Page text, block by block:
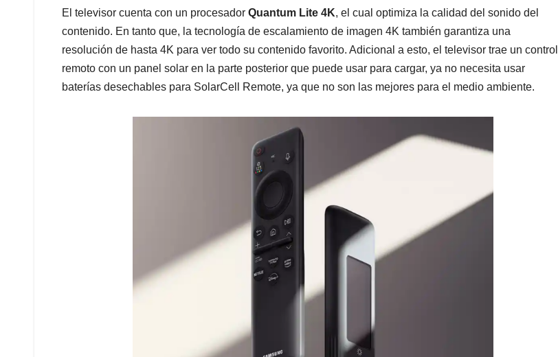
El televisor cuenta con un procesador Quantum Lite 4K, el cual optimiza la calidad del sonido del
contenido. En tanto que, la tecnología de escalamiento de imagen 4K también garantiza una
resolución de hasta 4K para ver todo su contenido favorito. Adicional a esto, el televisor trae un control
remoto con un panel solar en la parte posterior que puede usar para cargar, ya no necesita usar
baterías desechables para SolarCell Remote, ya que no son las mejores para el medio ambiente.